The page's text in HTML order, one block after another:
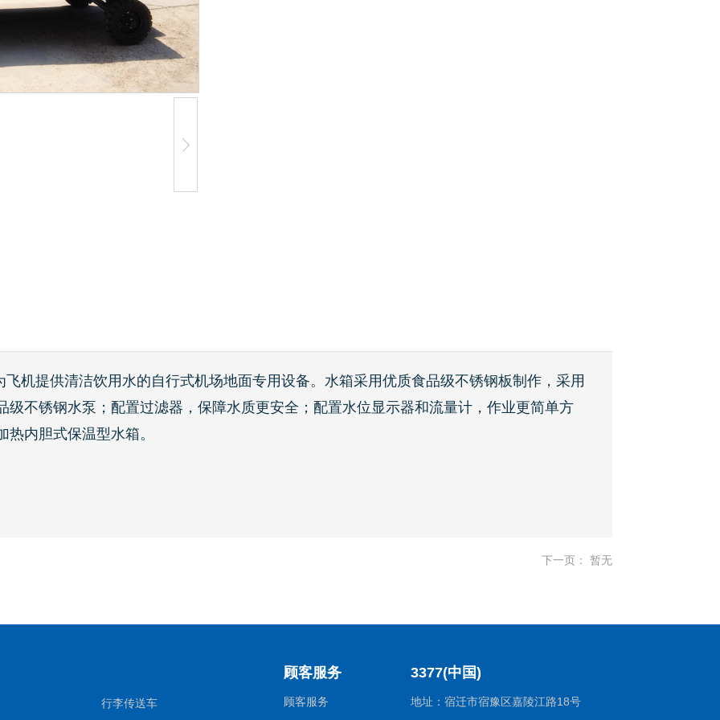
机提供清洁饮用水的自行式机场地面专用设备。水箱采用优质食品级不锈钢板制作，采用
级不锈钢水泵；配置过滤器，保障水质更安全；配置水位显示器和流量计，作业更简单方
内胆式保温型水箱。
下一页： 暂无
行李传送车
顾客服务
顾客服务
3377(中国)
地址：宿迁市宿豫区嘉陵江路18号